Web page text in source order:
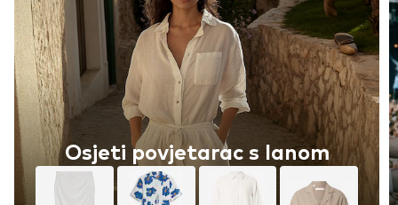
Osjeti povjetarac s lanom